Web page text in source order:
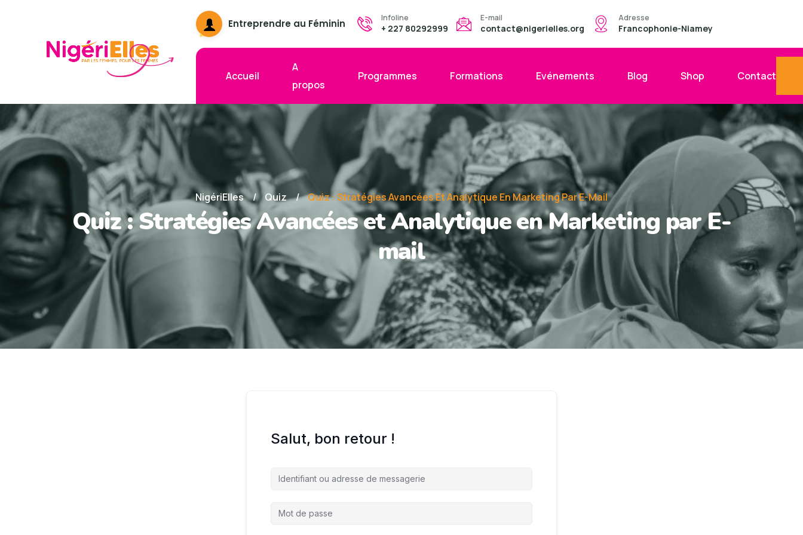
Entreprendre au Féminin Infoline
+ 227 80292999
E-mail
contact@nigerielles.org
Adresse
Francophonie-Niamey
Accueil
A
propos
Programmes Formations Evénements Blog Shop Contact
NigériElles Quiz Quiz : Stratégies Avancées Et Analytique En Marketing Par E-Mail
Quiz : Stratégies Avancées et Analytique en Marketing par E-
mail
Salut, bon retour !